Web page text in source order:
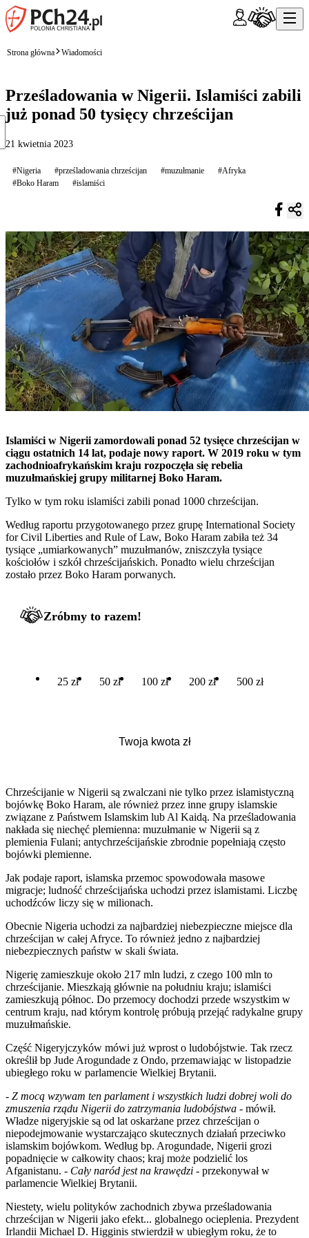
Strona główna Wiadomości
Prześladowania w Nigerii. Islamiści zabili
już ponad 50 tysięcy chrześcijan
21 kwietnia 2023
#Nigeria #prześladowania chrześcijan #muzułmanie
#Afryka
#Boko Haram
#islamiści
Islamiści w Nigerii zamordowali ponad 52 tysięce chrześcijan w
ciągu ostatnich 14 lat, podaje nowy raport. W 2019 roku w tym
zachodnioafrykańskim kraju rozpoczęła się rebelia
muzułmańskiej grupy militarnej Boko Haram.
Tylko w tym roku islamiści zabili ponad 1000 chrześcijan.
Według raportu przygotowanego przez grupę International Society
for Civil Liberties and Rule of Law, Boko Haram zabiła też 34
tysiące „umiarkowanych” muzułmanów, zniszczyła tysiące
kościołów i szkół chrześcijańskich. Ponadto wielu chrześcijan
zostało przez Boko Haram porwanych.
Zróbmy to razem!
25 zł 50 zł 100 zł 200 zł 500 zł
Chrześcijanie w Nigerii są zwalczani nie tylko przez islamistyczną
bojówkę Boko Haram, ale również przez inne grupy islamskie
związane z Państwem Islamskim lub Al Kaidą. Na prześladowania
nakłada się niechęć plemienna: muzułmanie w Nigerii są z
plemienia Fulani; antychrześcijańskie zbrodnie popełniają często
bojówki plemienne.
Jak podaje raport, islamska przemoc spowodowała masowe
migracje; ludność chrześcijańska uchodzi przez islamistami. Liczbę
uchodźców liczy się w milionach.
Obecnie Nigeria uchodzi za najbardziej niebezpieczne miejsce dla
chrześcijan w całej Afryce. To również jedno z najbardziej
niebezpiecznych państw w skali świata.
Nigerię zamieszkuje około 217 mln ludzi, z czego 100 mln to
chrześcijanie. Mieszkają głównie na południu kraju; islamiści
zamieszkują północ. Do przemocy dochodzi przede wszystkim w
centrum kraju, nad którym kontrolę próbują przejąć radykalne grupy
muzułmańskie.
Część Nigeryjczyków mówi już wprost o ludobójstwie. Tak rzecz
określił bp Jude Arogundade z Ondo, przemawiając w listopadzie
ubiegłego roku w parlamencie Wielkiej Brytanii.
- Z mocą wzywam ten parlament i wszystkich ludzi dobrej woli do
zmuszenia rządu Nigerii do zatrzymania ludobójstwa - mówił.
Władze nigeryjskie są od lat oskarżane przez chrześcijan o
niepodejmowanie wystarczająco skutecznych działań przeciwko
islamskim bojówkom. Według bp. Arogundade, Nigerii grozi
popadnięcie w całkowity chaos; kraj może podzielić los
Afganistanu. - Cały naród jest na krawędzi - przekonywał w
parlamencie Wielkiej Brytanii.
Niestety, wielu polityków zachodnich zbywa prześladowania
chrześcijan w Nigerii jako efekt... globalnego ocieplenia. Prezydent
Irlandii Michael D. Higginis stwierdził w ubiegłym roku, że to